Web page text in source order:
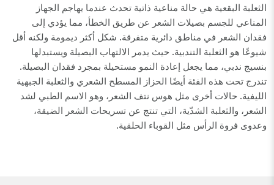
الثعلبة البقعية هي حالة مناعية ذاتية تحدث عندما يهاجم الجهاز
المناعي للجسم بصيلات الشعر عن طريق الخطأ، مما يؤدي إلى
فقدان الشعر في مناطق دائرية متفرقة. شكل أكثر ديمومة ولكنه أقل
شيوعًا هو الثعلبة التندبية. حيث يدمر الالتهاب البصيلة ويستبدلها
بنسيج ندبي، مما يجعل إعادة النمو مستحيلة بمجرد فقدان البصيلة.
تندرج تحت هذه الفئة أيضًا الحزاز المسطح الشعري والثعلبة الجبهية
الليفية. حالات أخرى مثل هوس نتف الشعر، وهو الاسم الطبي لشد
الشعر، والثعلبة الشدّية، التي تنتج عن تسريحات الشعر الضيقة،
وعدوى فروة الرأس مثل القوباء الحلقية.